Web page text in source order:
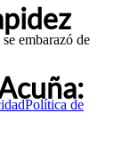
embarazó de
Política de